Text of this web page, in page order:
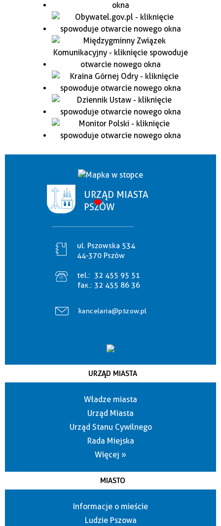
URZĄD MIASTA
PSZÓW
ul. Pszowska 534
44-370 Pszów
tel.: 32 455 95 51
fax.: 32 455 86 36
kancelaria@pszow.pl
URZĄD MIASTA
Władze miasta
Urząd Miasta
Urząd Stanu Cywilnego
Rada Miejska
Więcej »
MIASTO
Informacje o mieście
Ludzie Pszowa